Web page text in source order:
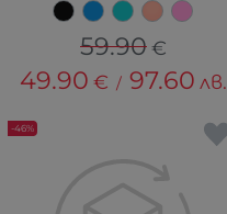
59.90 €
49.90 € / 97.60 лв.
-46%